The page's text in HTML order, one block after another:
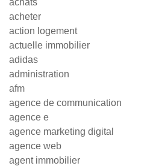
achats
acheter
action logement
actuelle immobilier
adidas
administration
afm
agence de communication
agence e
agence marketing digital
agence web
agent immobilier